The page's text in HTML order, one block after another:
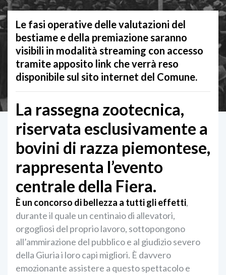
Le fasi operative delle valutazioni del
bestiame e della premiazione saranno
visibili in modalità streaming con accesso
tramite apposito link che verrà reso
disponibile sul sito internet del Comune.
La rassegna zootecnica,
riservata esclusivamente a
bovini di razza piemontese,
rappresenta l’evento
centrale della Fiera.
È un concorso di bellezza a tutti gli effetti,
durante il quale un centinaio di allevatori,
orgogliosi del proprio lavoro, sottopongono
all’ammirazione del pubblico e al giudizio severo
della Giuria i loro capi migliori. È davvero
emozionante assistere a questo spettacolo e